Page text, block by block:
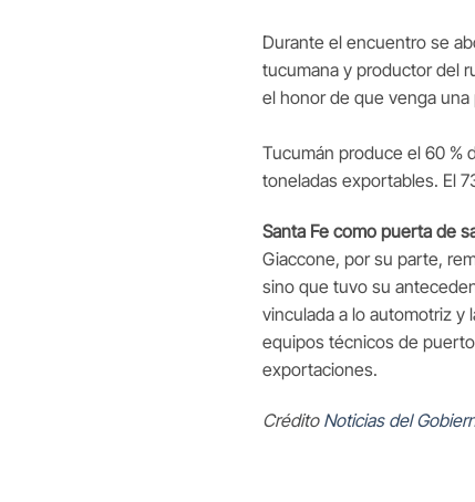
Durante el encuentro se
tucumana y productor del
el honor de que venga una
Tucumán produce el 60 %
toneladas exportables. El
Santa Fe como puerta de
Giaccone, por su parte,
sino que tuvo su
vinculada a lo automotriz y
equipos técnicos de
exportaciones.
Crédito Noticias del